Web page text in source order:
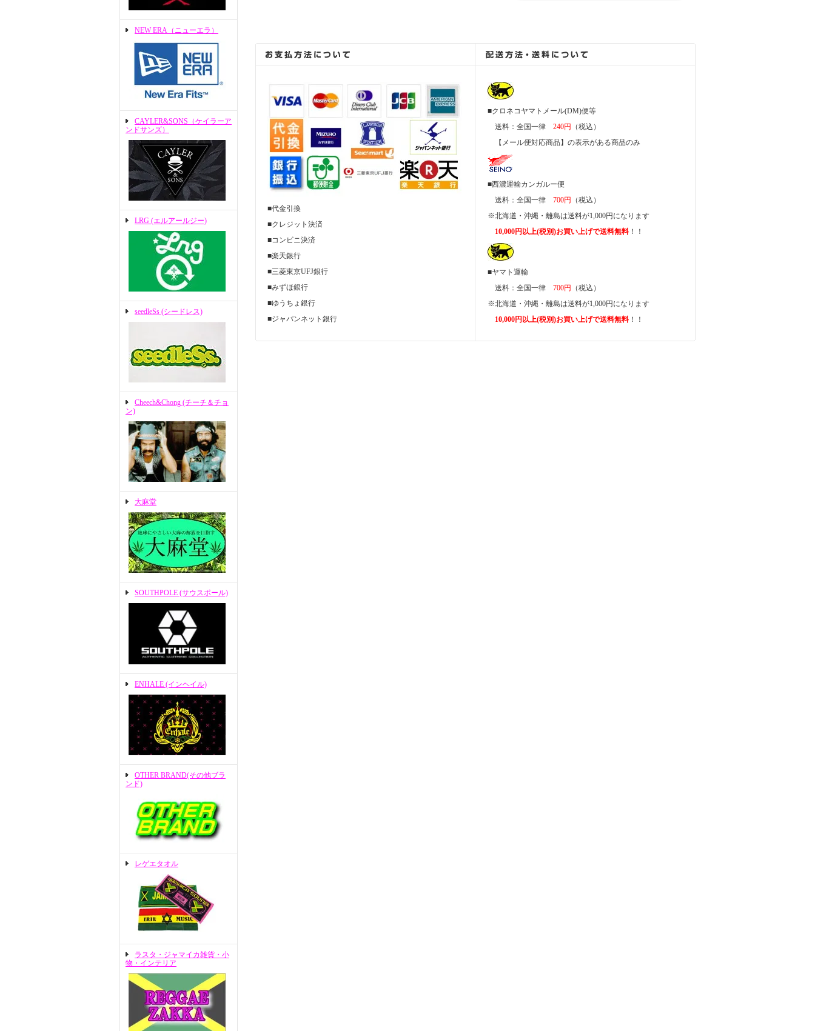
NEW ERA（ニューエラ）
CAYLER&SONS（ケイラーア
ンドサンズ）
LRG (エルアールジー)
seedleSs (シードレス)
Cheech&Chong (チーチ＆チョ
ン)
大麻堂
SOUTHPOLE (サウスポール)
ENHALE (インヘイル)
OTHER BRAND(その他ブラ
ンド)
レゲエタオル
ラスタ・ジャマイカ雑貨・小
物・インテリア
■代金引換
■クレジット決済
■コンビニ決済
■楽天銀行
■三菱東京UFJ銀行
■みずほ銀行
■ゆうちょ銀行
■ジャパンネット銀行
■クロネコヤマトメール(DM)便等
送料：全国一律 240円
（税込）
【メール便対応商品】の表示がある商品のみ
■西濃運輸カンガルー便
送料：全国一律 700円
（税込）
※北海道・沖縄・離島は送料が1,000円になります
10,000円以上(税別)お買い上げで送料無料 ！！
■ヤマト運輸
送料：全国一律 700円
（税込）
※北海道・沖縄・離島は送料が1,000円になります
10,000円以上(税別)お買い上げで送料無料 ！！